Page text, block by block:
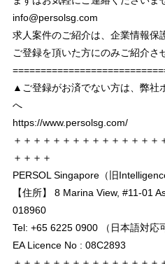
info@persolsg.com
求人案件のご紹介は、企業情報保
ご登録を頂いた方にのみご紹介さ
▲ご登録がお済でない方は、弊社
へ
https://www.persolsg.com/
＋＋＋＋＋＋＋＋＋＋＋＋＋＋＋
＋＋＋＋
PERSOL Singapore（旧
【住所】 8 Marina View, #11-01
018960
Tel: +65 6225 0900 （日本語対応
EA Licence No : 08C2893